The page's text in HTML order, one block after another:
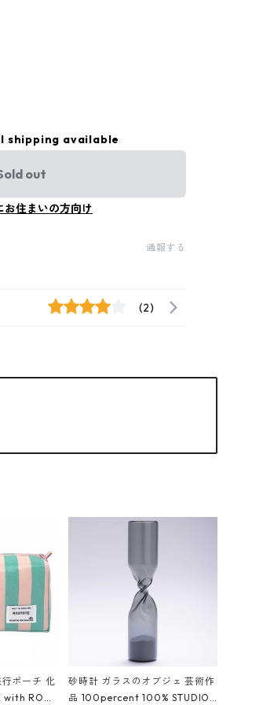
shipping available
out
お住まいの方向け
通報する
(2)
ポーチ 化
with ROO
砂時計 ガラスのオブジェ 芸術作
品 100percent 100% STUDIO